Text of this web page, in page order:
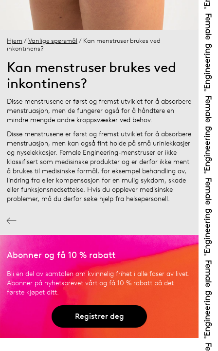
Hjem / Vanlige spørsmål / Kan menstruser brukes ved
inkontinens?
Kan menstruser brukes ved
inkontinens?
Disse menstrusene er først og fremst utviklet for å absorbere
menstruasjon, men de fungerer også for å håndtere en
mindre mengde andre kroppsvæsker ved behov.
Disse menstrusene er først og fremst utviklet for å absorbere
menstruasjon, men kan også fint holde på små urinlekkasjer
og nyselekkasjer. Female Engineering-menstruser er ikke
klassifisert som medisinske produkter og er derfor ikke ment
å brukes til medisinske formål, for eksempel behandling av,
lindring fra eller kompensasjon for en mulig sykdom, skade
eller funksjonsnedsettelse. Hvis du opplever medisinske
problemer, må du derfor søke hjelp fra helsepersonell.
Abonner og få 10 % rabatt
Bli en del av samtalen om kvinnelig frihet i alle faser av livet.
Abonner på nyhetsbrevet vårt og få 10 % rabatt på det
første kjøpet ditt.
Registrer deg